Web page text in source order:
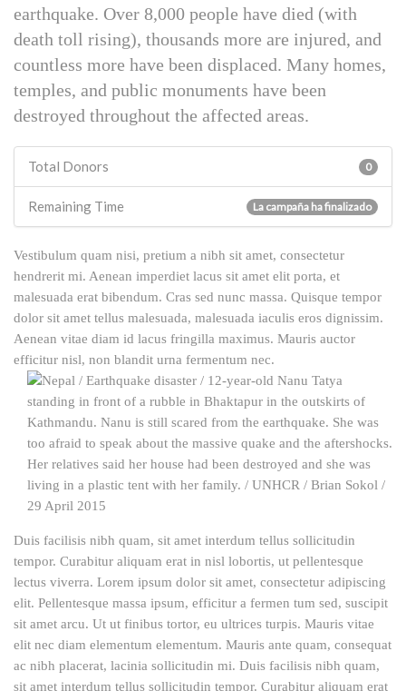
earthquake. Over 8,000 people have died (with
death toll rising), thousands more are injured, and
countless more have been displaced. Many homes,
temples, and public monuments have been
destroyed throughout the affected areas.
Total Donors 0
Remaining Time La campaña ha finalizado
Vestibulum quam nisi, pretium a nibh sit amet, consectetur
hendrerit mi. Aenean imperdiet lacus sit amet elit porta, et
malesuada erat bibendum. Cras sed nunc massa. Quisque tempor
dolor sit amet tellus malesuada, malesuada iaculis eros dignissim.
Aenean vitae diam id lacus fringilla maximus. Mauris auctor
efficitur nisl, non blandit urna fermentum nec.
Duis facilisis nibh quam, sit amet interdum tellus sollicitudin
tempor. Curabitur aliquam erat in nisl lobortis, ut pellentesque
lectus viverra. Lorem ipsum dolor sit amet, consectetur adipiscing
elit. Pellentesque massa ipsum, efficitur a fermen tum sed, suscipit
sit amet arcu. Ut ut finibus tortor, eu ultrices turpis. Mauris vitae
elit nec diam elementum elementum. Mauris ante quam, consequat
ac nibh placerat, lacinia sollicitudin mi. Duis facilisis nibh quam,
sit amet interdum tellus sollicitudin tempor. Curabitur aliquam erat